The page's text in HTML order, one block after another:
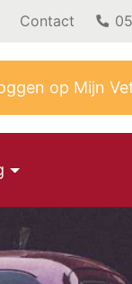
Contact
op Mijn